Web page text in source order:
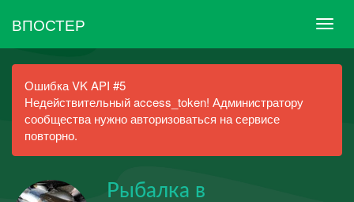
ВПОСТЕР
Ошибка VK API #5
Недействительный access_token! Администратору
сообщества нужно авторизоваться на сервисе
повторно.
Рыбалка в